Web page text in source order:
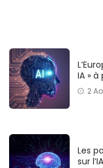
IA » à
2
Les
sur